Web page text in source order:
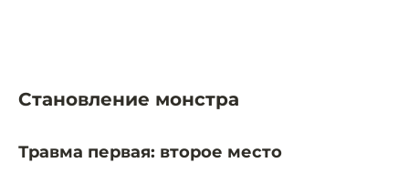
Становление монстра
Травма первая: второе место